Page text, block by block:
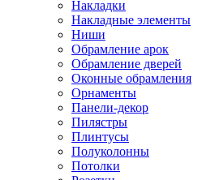
Накладки
Накладные элементы
Ниши
Обрамление арок
Обрамление дверей
Оконные обрамления
Орнаменты
Панели-декор
Пилястры
Плинтусы
Полуколонны
Потолки